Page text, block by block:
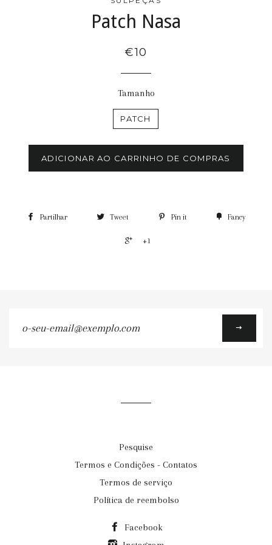
Patch Nasa
€10
Tamanho
PATCH
ADICIONAR AO CARRINHO DE COMPRAS
Partilhar Tweet Pin it Fancy
+1
Pesquise
Termos e Condições - Contatos
Termos de serviço
Política de reembolso
Facebook